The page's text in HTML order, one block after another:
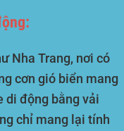
Nha Trang, nơi có
cơn gió biển mang
di động bằng vải
chỉ mang lại tính